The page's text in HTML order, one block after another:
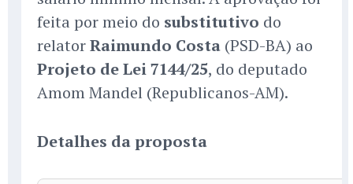
feita por meio do substitutivo do
relatorRaimundo Costa (PSD-BA) ao
Projeto de Lei 7144/25, do deputado
Amom Mandel (Republicanos-AM).
Detalhes da proposta